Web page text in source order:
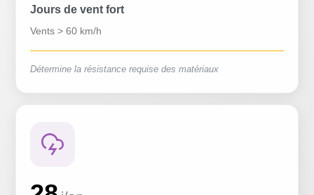
Jours de vent fort
Vents > 60 km/h
Détermine la résistance requise des matériaux